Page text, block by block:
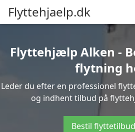
Flyttehjaelp.dk
Flyttehjælp Alken -
flytning
Leder du efter en professionel
og indhent tilbud på
Bestil